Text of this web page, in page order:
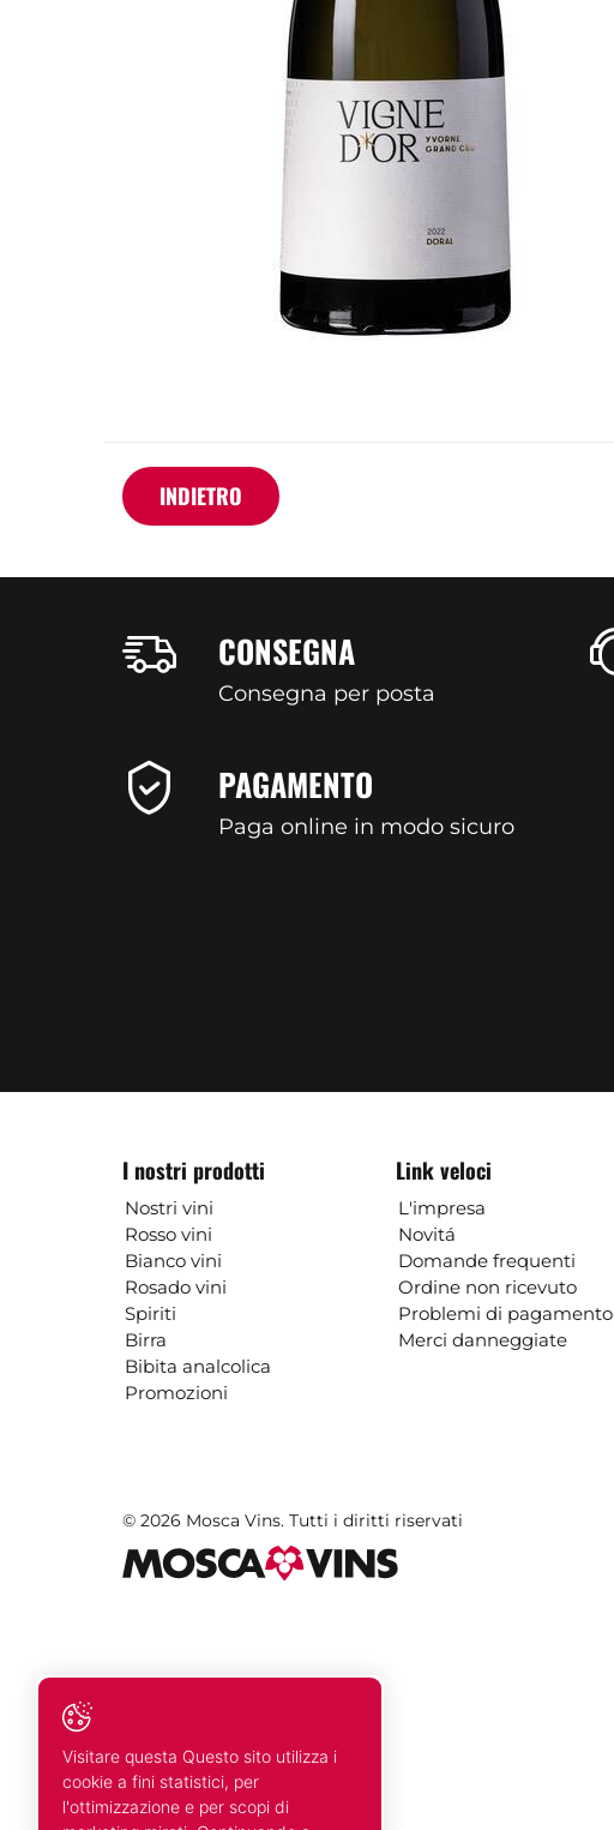
INDIETRO
CONSEGNA
Consegna per posta
PAGAMENTO
Paga online in modo sicuro
I nostri prodotti
Nostri vini
Rosso vini
Bianco vini
Rosado vini
Spiriti
Birra
Bibita analcolica
Promozioni
Link veloci
L'impresa
Novitá
Domande frequenti
Ordine non ricevuto
Problemi di pagamento
Merci danneggiate
© 2026 Mosca Vins. Tutti i diritti riservati
Visitare questa Questo sito utilizza i
cookie a fini statistici, per
l'ottimizzazione e per scopi di